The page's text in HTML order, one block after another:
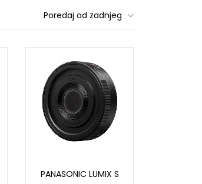
Poredaj od zadnjeg
PANASONIC LUMIX S